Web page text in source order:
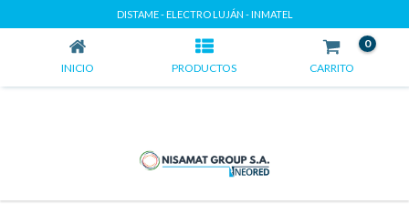
DISTAME - ELECTRO LUJÁN - INMATEL
INICIO PRODUCTOS CARRITO
0